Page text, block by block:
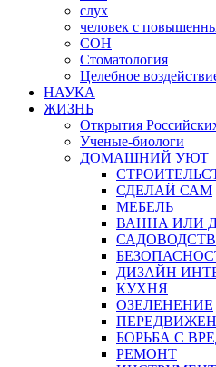
слух
человек с
СОН
Стоматология
Целебное
НАУКА
ЖИЗНЬ
Открытия
Ученые-биологи
ДОМАШНИЙ УЮТ
СДЕЛАЙ САМ
МЕБЕЛЬ
ВАННА ИЛИ
ДИЗАЙН
КУХНЯ
ОЗЕЛЕНЕНИЕ
БОРЬБА С
РЕМОНТ